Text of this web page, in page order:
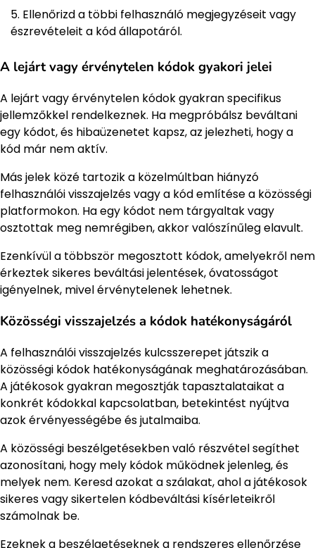
Ellenőrizd a többi felhasználó megjegyzéseit vagy
észrevételeit a kód állapotáról.
A lejárt vagy érvénytelen kódok gyakori jelei
A lejárt vagy érvénytelen kódok gyakran specifikus
jellemzőkkel rendelkeznek. Ha megpróbálsz beváltani
egy kódot, és hibaüzenetet kapsz, az jelezheti, hogy a
kód már nem aktív.
Más jelek közé tartozik a közelmúltban hiányzó
felhasználói visszajelzés vagy a kód említése a közösségi
platformokon. Ha egy kódot nem tárgyaltak vagy
osztottak meg nemrégiben, akkor valószínűleg elavult.
Ezenkívül a többször megosztott kódok, amelyekről nem
érkeztek sikeres beváltási jelentések, óvatosságot
igényelnek, mivel érvénytelenek lehetnek.
Közösségi visszajelzés a kódok hatékonyságáról
A felhasználói visszajelzés kulcsszerepet játszik a
közösségi kódok hatékonyságának meghatározásában.
A játékosok gyakran megosztják tapasztalataikat a
konkrét kódokkal kapcsolatban, betekintést nyújtva
azok érvényességébe és jutalmaiba.
A közösségi beszélgetésekben való részvétel segíthet
azonosítani, hogy mely kódok működnek jelenleg, és
melyek nem. Keresd azokat a szálakat, ahol a játékosok
sikeres vagy sikertelen kódbeváltási kísérleteikről
számolnak be.
Ezeknek a beszélgetéseknek a rendszeres ellenőrzése